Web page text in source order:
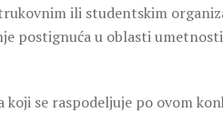
ili studentskim
postignuća u oblasti
koji se raspodeljuje po ovom